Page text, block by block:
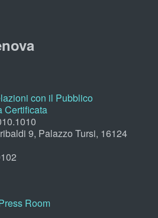
con il Pubblico
Certificata
9, Palazzo Tursi, 16124
Room